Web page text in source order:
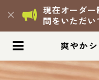
現在オーダ
間をいただい
爽やか
ーホ